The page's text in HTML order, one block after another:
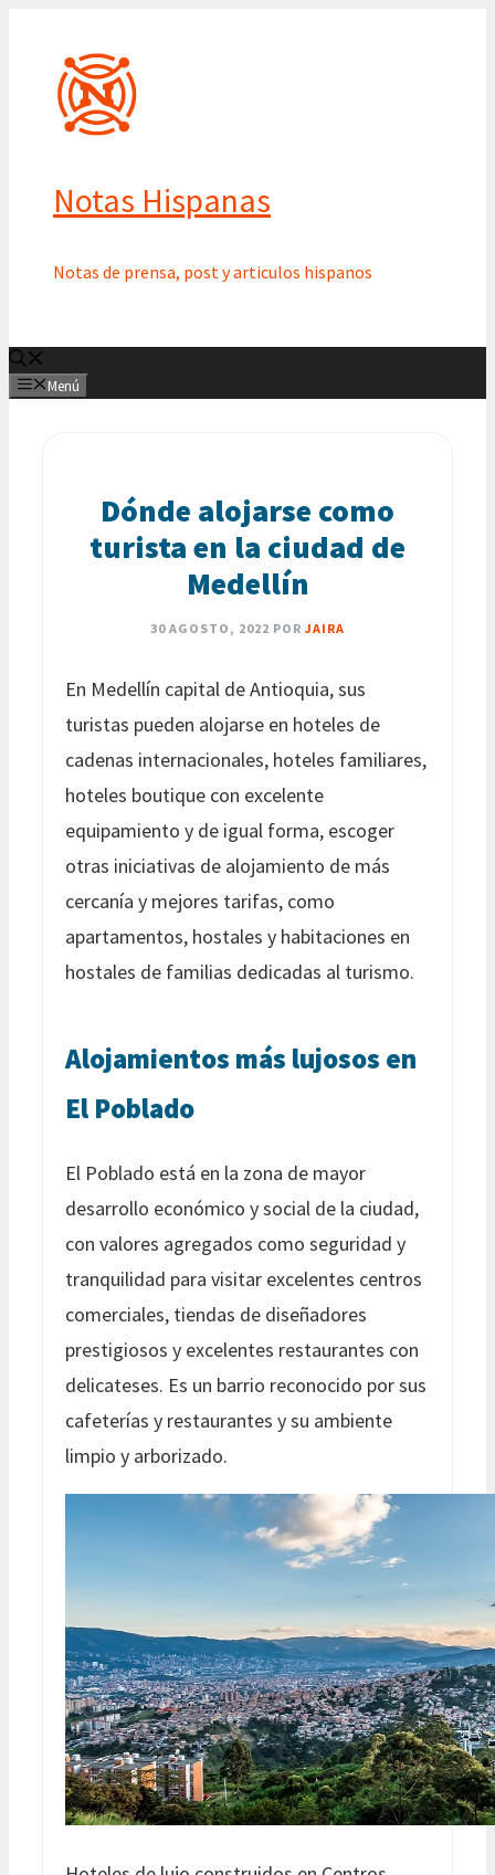
contenido
Notas Hispanas
Notas de prensa, post y articulos hispanos
Menú
Dónde alojarse como
turista en la ciudad de
Medellín
30 AGOSTO, 2022 POR JAIRA
En Medellín capital de Antioquia, sus
turistas pueden alojarse en hoteles de
cadenas internacionales, hoteles familiares,
hoteles boutique con excelente
equipamiento y de igual forma, escoger
otras iniciativas de alojamiento de más
cercanía y mejores tarifas, como
apartamentos, hostales y habitaciones en
hostales de familias dedicadas al turismo.
Alojamientos más lujosos en
El Poblado
El Poblado está en la zona de mayor
desarrollo económico y social de la ciudad,
con valores agregados como seguridad y
tranquilidad para visitar excelentes centros
comerciales, tiendas de diseñadores
prestigiosos y excelentes restaurantes con
delicateses. Es un barrio reconocido por sus
cafeterías y restaurantes y su ambiente
limpio y arborizado.